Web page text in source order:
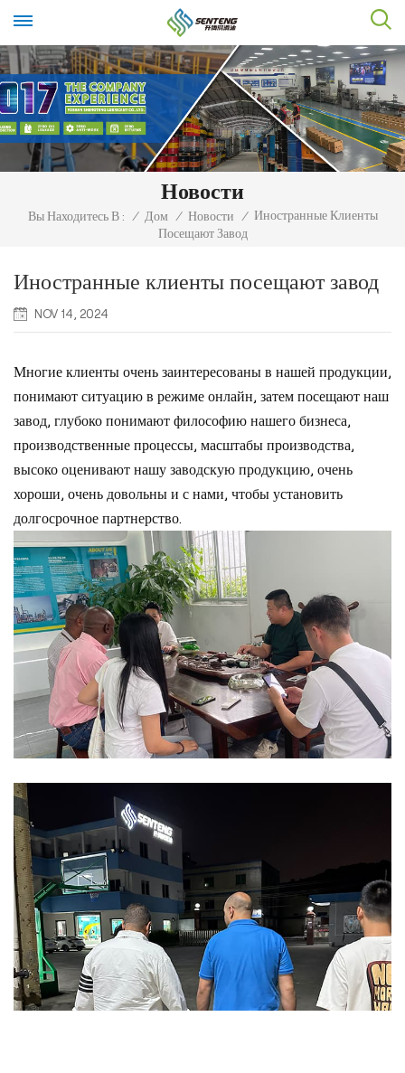
Новости
Вы Находитесь В : / Дом / Новости / Иностранные Клиенты
Посещают Завод
Иностранные клиенты посещают завод
NOV 14, 2024
Многие клиенты очень заинтересованы в нашей продукции,
понимают ситуацию в режиме онлайн, затем посещают наш
завод, глубоко понимают философию нашего бизнеса,
производственные процессы, масштабы производства,
высоко оценивают нашу заводскую продукцию, очень
хороши, очень довольны и с нами, чтобы установить
долгосрочное партнерство.